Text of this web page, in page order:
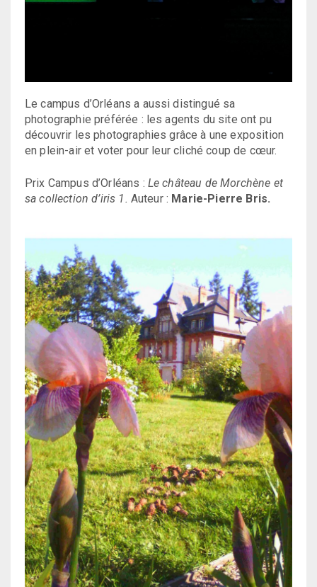
Le campus d’Orléans a aussi distingué sa
photographie préférée : les agents du site ont pu
découvrir les photographies grâce à une exposition
en plein-air et voter pour leur cliché coup de cœur.
Prix Campus d’Orléans : Le château de Morchène et
sa collection d’iris 1. Auteur : Marie-Pierre Bris.